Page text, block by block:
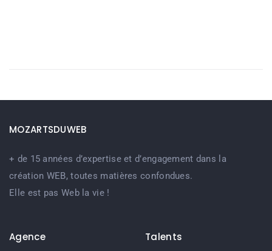
MOZARTSDUWEB
+ de 15 années d’expertise et d’engagement dans la
création WEB, toutes matières confondues.
Elle est pas Web la vie !
Agence Talents